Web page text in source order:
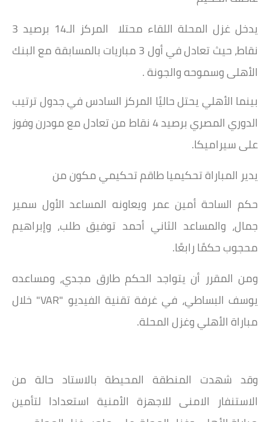
يدخل غزل المحلة اللقاء محتلا المركز الـ14 برصيد 3
نقاط، حيث تعادل في أول 3 مباريات بالمسابقة مع البنك
الأهلى وسموحه والجونة .
بينما الأهلي يحتل حاليًا المركز السادس في جدول ترتيب
الدوري المصري برصيد 4 نقاط من تعادل مع مودرن وفوز
على سيراميكا.
يدير المباراة تحكيميا طاقم تحكيمي مكون من
حكم الساحة أمين عمر ويعاونه المساعد الأول سمير
جمال، والمساعد الثاني أحمد توفيق طلب، وإبراهيم
محجوب حكمًا رابعًا.
ومن المقرر أن يتواجد الحكم طارق مجدي، ومساعده
يوسف البساطي، في غرفة تقنية الفيديو "VAR" خلال
مباراة الأهلي وغزل المحلة.
وقد شهدت المنطقة المحيطة بالاستاد حالة من
الاستنفار الامنى للاجهزة الأمنية استعدادا لتأمين